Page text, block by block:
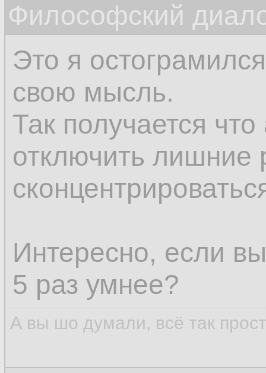
соображения нам
впоследствии.
Философский
Это я
свою мысль.
Так получается
отключить лишние
Интересно, если
5 раз умнее?
А вы шо думали, всё так